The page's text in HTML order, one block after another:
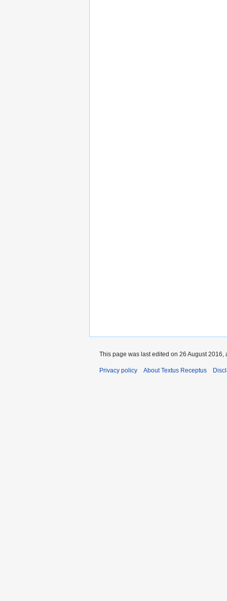
This page was last edited on 26 August 2016,
Privacy policy About Textus Receptus